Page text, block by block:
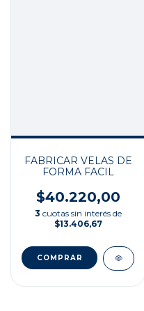
FABRICAR VELAS DE
FORMA FACIL
$40.220,00
3 cuotas sin interés de
$13.406,67